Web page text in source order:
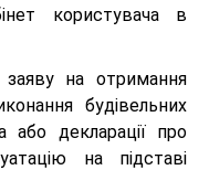
користувача в
на отримання
будівельних
або декларації про
на підставі